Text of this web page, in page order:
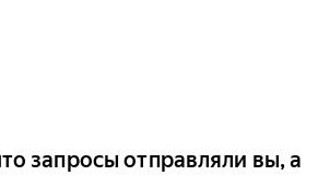
запросы отправляли вы, а